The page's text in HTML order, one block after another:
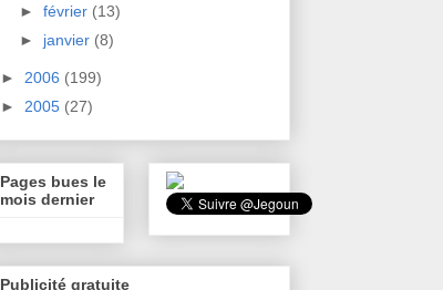
► février (13)
► janvier (8)
► 2006 (199)
► 2005 (27)
Pages bues le
mois dernier
Publicité gratuite